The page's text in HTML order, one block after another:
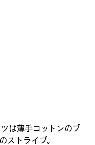
は薄手コットンのブ
ストライプ。